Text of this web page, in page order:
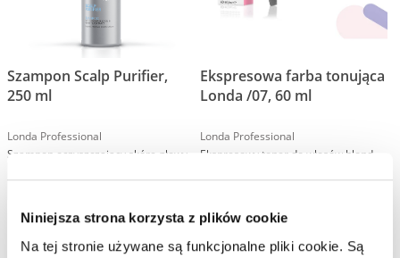
Niniejsza strona korzysta z plików cookie
Na tej stronie używane są funkcjonalne pliki cookie. Są
Szampon Scalp Purifier,
250 ml
Londa Professional
Szampon oczyszczający skórę głowy
Do koszyka
Chwilowo niedostępny
Ekspresowa farba tonująca
Londa /07, 60 ml
Londa Professional
Ekspresowy toner do włosów blond